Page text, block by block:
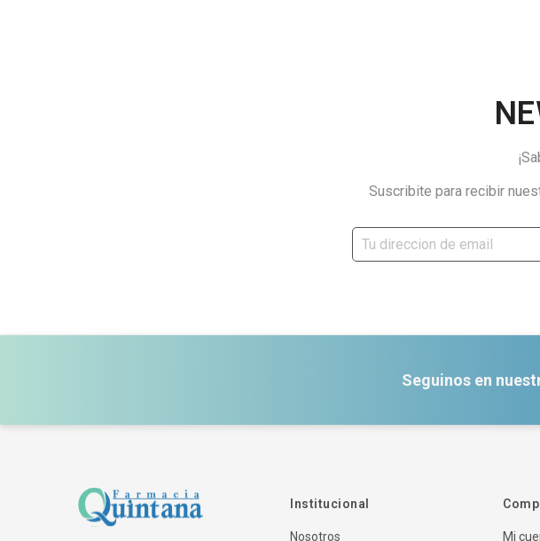
Suscribite para recibir
Seguinos en
Institucional
Nosotros Mi